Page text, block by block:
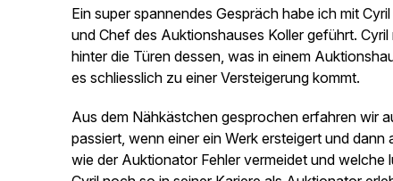
Ein super spannendes Gespräch habe ich mit
und Chef des Auktionshauses Koller geführt. Cyril
hinter die Türen dessen, was in einem
es schliesslich zu einer Versteigerung kommt.
Aus dem Nähkästchen gesprochen erfahren wir
passiert, wenn einer ein Werk ersteigert und dann
wie der Auktionator Fehler vermeidet und welche